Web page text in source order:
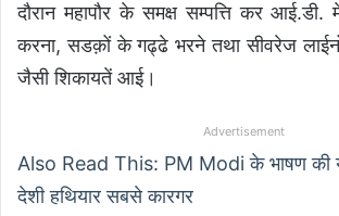
दौरान महापौर के समक्ष सम्पत्ति कर
करना, सडक़ों के गढ्ढे भरने तथा सीवरेज
जैसी शिकायतें आई।
Advertisement
Also Read This: PM Modi के भाषण की
देशी हथियार सबसे कारगर